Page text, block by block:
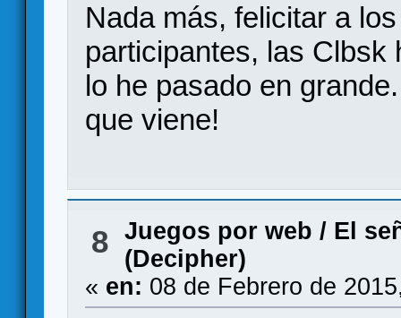
Nada más, felicitar a
participantes, las Clbsk
lo he pasado en
que viene!
8 Juegos por web / El
(Decipher)
« en: 08 de Febrero de